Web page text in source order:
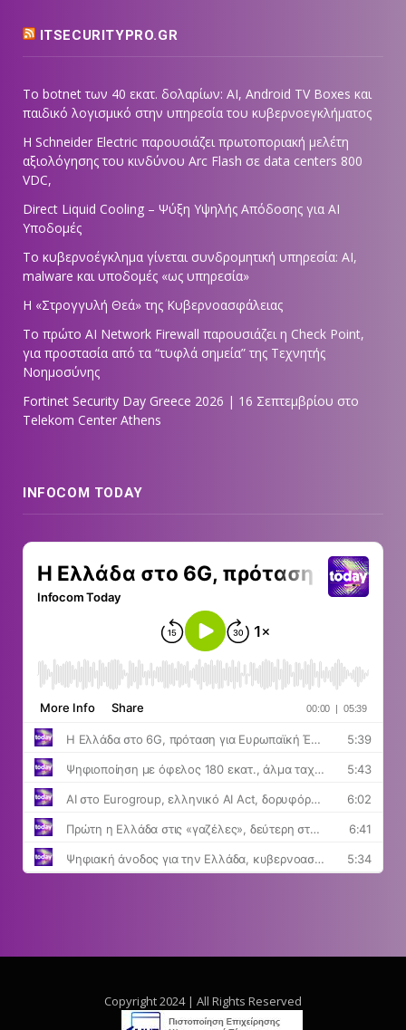
ITSECURITYPRO.GR
Το botnet των 40 εκατ. δολαρίων: AI, Android TV Boxes και
παιδικό λογισμικό στην υπηρεσία του κυβερνοεγκλήματος
Η Schneider Electric παρουσιάζει πρωτοποριακή μελέτη
αξιολόγησης του κινδύνου Arc Flash σε data centers 800
VDC,
Direct Liquid Cooling – Ψύξη Υψηλής Απόδοσης για AI
Υποδομές
Το κυβερνοέγκλημα γίνεται συνδρομητική υπηρεσία: AI,
malware και υποδομές «ως υπηρεσία»
Η «Στρογγυλή Θεά» της Κυβερνοασφάλειας
Tο πρώτο AI Network Firewall παρουσιάζει η Check Point,
για προστασία από τα “τυφλά σημεία” της Τεχνητής
Νοημοσύνης
Fortinet Security Day Greece 2026 | 16 Σεπτεμβρίου στο
Telekom Center Athens
INFOCOM TODAY
Copyright 2024 | All Rights Reserved